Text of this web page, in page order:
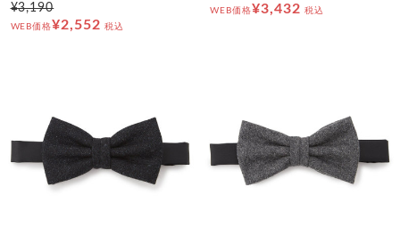
¥3,190
WEB価格¥2,552 税込
WEB価格¥3,432 税込